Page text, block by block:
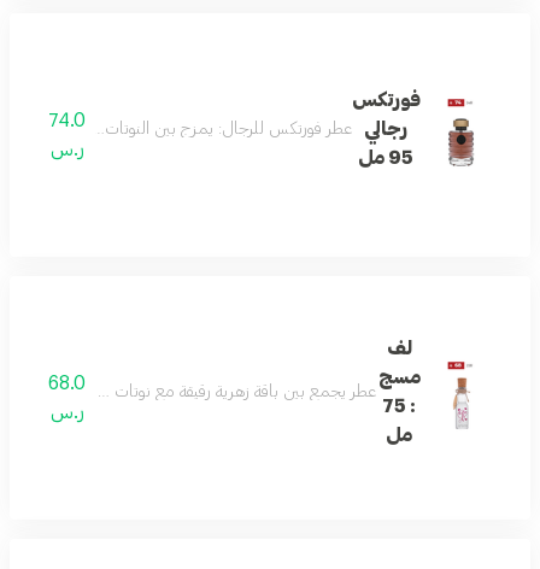
فورتكس
رجالي
95 مل
عطر فورتكس للرجال: يمزج بين النوتات الحمضية
74.0
ر.س
لف
مسج
: 75
مل
عطر يجمع بين باقة زهرية رقيقة مع نوتات مسكية ناعمة: تبدأ
68.0
ر.س